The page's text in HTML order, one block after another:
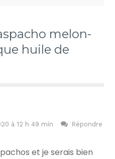
melon-
huile de
à 12 h 49 min
Répondre
et je serais bien